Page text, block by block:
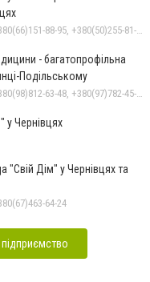
- багатопрофільна
Подільському
у Чернівцях
"Свій Дім" у Чернівцях та
64-24